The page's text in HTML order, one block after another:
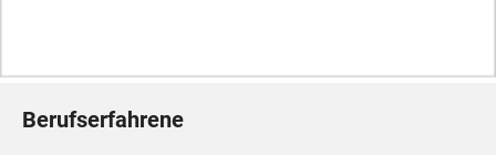
Berufserfahrene